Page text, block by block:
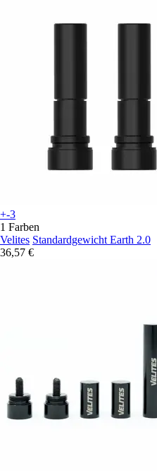
+-3
1 Farben
Velites Standardgewicht Earth 2.0
36,57 €